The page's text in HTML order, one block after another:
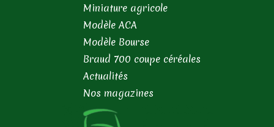
Miniature agricole
Modèle ACA
Modèle Bourse
Braud 700 coupe céréales
Actualités
Nos magazines